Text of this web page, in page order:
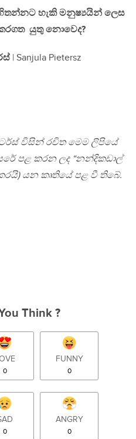
හැකි මනුෂ්‍යයින් ලෙස
යුතු නොවෙද?
| Sanjula Pietersz
විසින් රචිත මෙම ලිපියේ
පළ කරන ලද “නන්දිකඩාල්
යන කෘතියේ පළ වී තිබේ.
Think ?
0
FUNNY
0
0
ANGRY
0